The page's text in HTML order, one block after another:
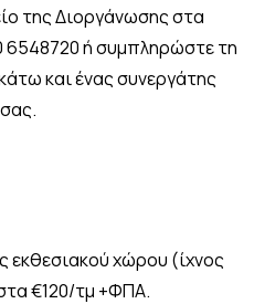
της Διοργάνωσης στα
6548720 ή συμπληρώστε τη
και ένας συνεργάτης
εκθεσιακού χώρου (ίχνος
€120/τμ +ΦΠΑ.